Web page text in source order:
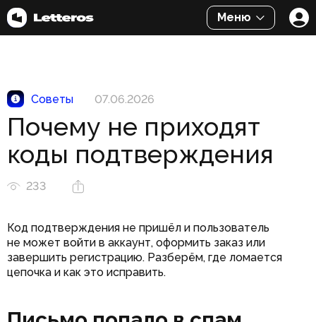
Меню
Советы 07.06.2026
Почему не приходят
коды подтверждения
233
Код подтверждения не пришёл и пользователь
не может войти в аккаунт, оформить заказ или
завершить регистрацию. Разберём, где ломается
цепочка и как это исправить.